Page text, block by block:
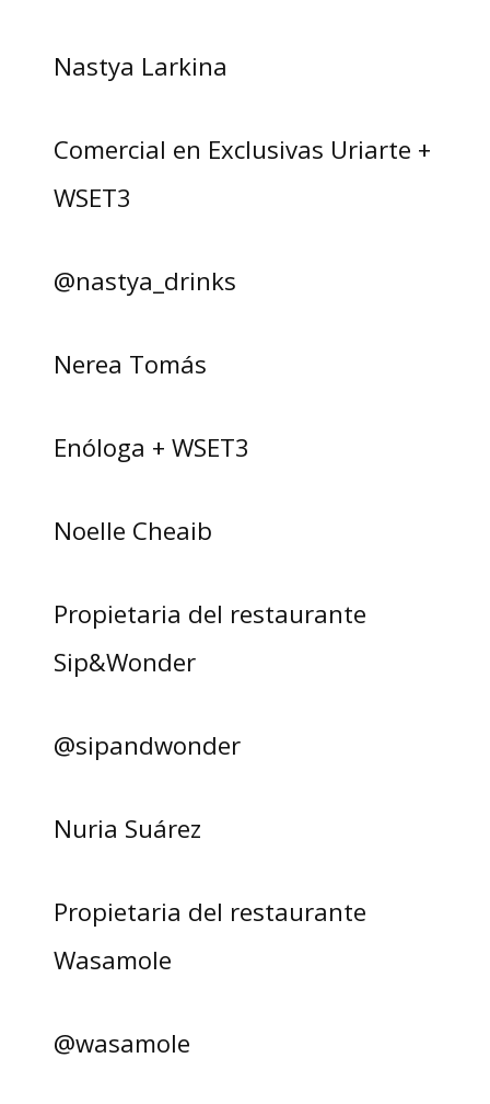
Nastya Larkina
Comercial en Exclusivas Uriarte +
WSET3
@nastya_drinks
Nerea Tomás
Enóloga + WSET3
Noelle Cheaib
Propietaria del restaurante
Sip&Wonder
@sipandwonder
Nuria Suárez
Propietaria del restaurante
Wasamole
@wasamole